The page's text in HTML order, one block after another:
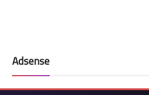
Adsense